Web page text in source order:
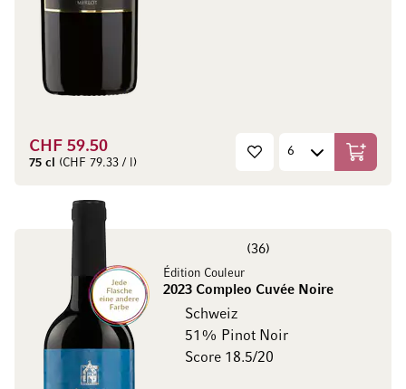
CHF 59.50
75 cl (CHF 79.33 / l) In den
36
Édition Couleur
2023 Compleo Cuvée Noire
Schweiz
51% Pinot Noir
Score 18.5/20